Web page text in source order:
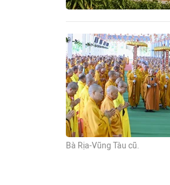
Bà Rịa-Vũng Tàu cũ.